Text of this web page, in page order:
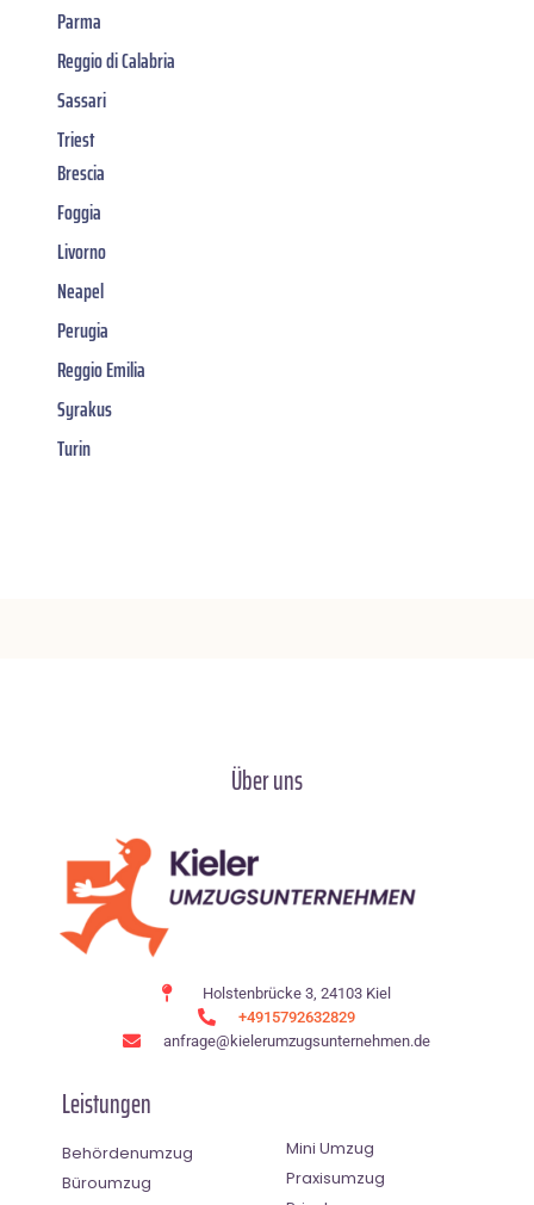
Parma
Reggio di Calabria
Sassari
Triest
Brescia
Foggia
Livorno
Neapel
Perugia
Reggio Emilia
Syrakus
Turin
Über uns
Holstenbrücke 3, 24103 Kiel
+4915792632829
anfrage@kielerumzugsunternehmen.de
Leistungen
Behördenumzug
Büroumzug
Mini Umzug
Praxisumzug